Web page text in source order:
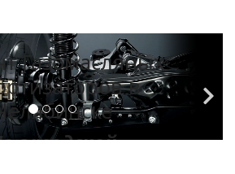
Газомасляных
в
заводской